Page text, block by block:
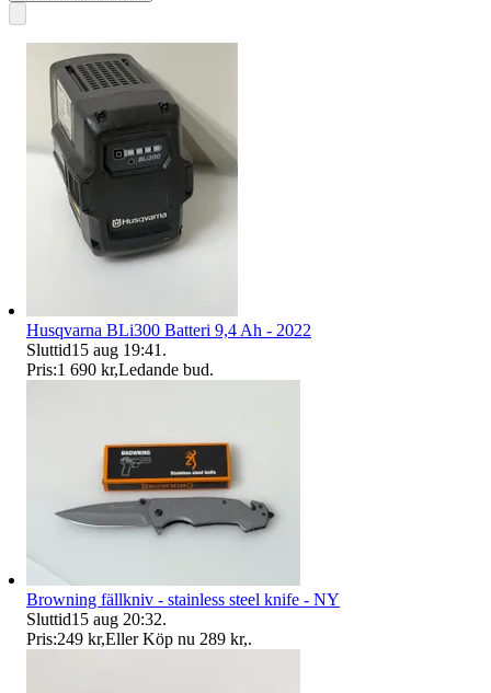
Husqvarna BLi300 Batteri 9,4 Ah - 2022
Sluttid15 aug 19:41 .
Pris:1 690 kr,Ledande bud.
Browning fällkniv - stainless steel knife - NY
Sluttid15 aug 20:32.
Pris:249 kr,Eller Köp nu 289 kr,.